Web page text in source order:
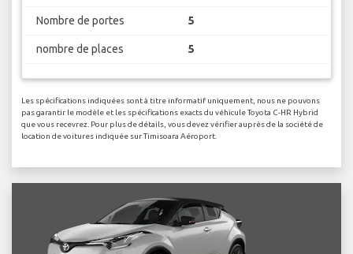
Nombre de portes 5
nombre de places 5
Les spécifications indiquées sont à titre informatif uniquement, nous ne pouvons
pas garantir le modèle et les spécifications exacts du véhicule Toyota C-HR Hybrid
que vous recevrez. Pour plus de détails, vous devez vérifier auprès de la société de
location de voitures indiquée sur Timisoara Aéroport.